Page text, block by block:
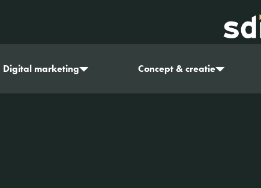
Digital marketing Concept & creatie